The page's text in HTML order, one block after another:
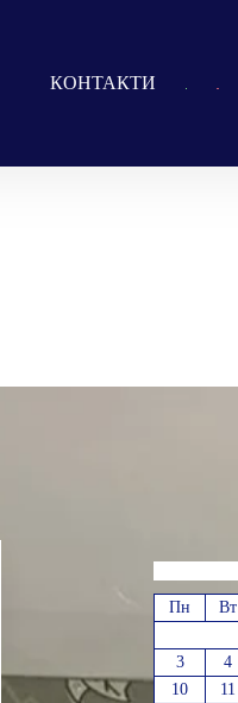
КОНТАКТИ
Пн Вт
3
4
10
11